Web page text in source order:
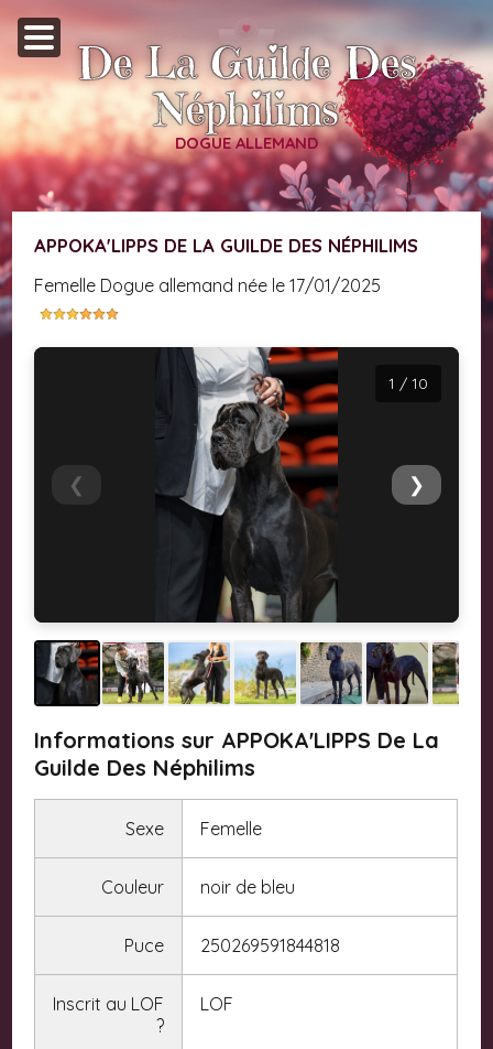
De La Guilde Des
Néphilims
DOGUE ALLEMAND
APPOKA'LIPPS DE LA GUILDE DES NÉPHILIMS
femelle Dogue allemand née le 17/01/2025
❮ ❯
1 / 10
Informations sur APPOKA'LIPPS De La
Guilde Des Néphilims
Sexe Femelle
Couleur noir de bleu
Puce 250269591844818
Inscrit au LOF
?
LOF